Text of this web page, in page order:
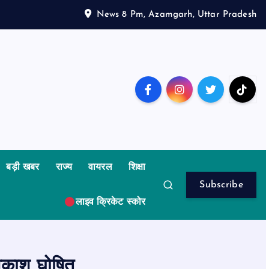
News 8 Pm, Azamgarh, Uttar Pradesh
बड़ी खबर राज्य वायरल शिक्षा
लाइव क्रिकेट स्कोर
Subscribe